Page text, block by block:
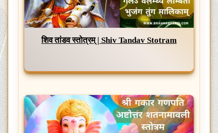
शिव तांडव स्तोत्रम् | Shiv Tandav Stotram